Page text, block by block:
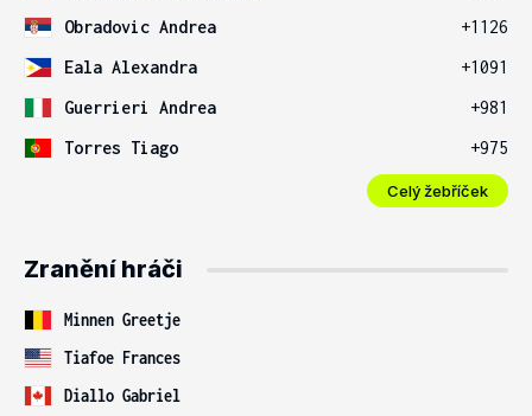
Obradovic Andrea
+1126
Eala Alexandra
+1091
Guerrieri Andrea
+981
Torres Tiago
+975
Celý žebříček
Zranění hráči
Minnen Greetje
Tiafoe Frances
Diallo Gabriel